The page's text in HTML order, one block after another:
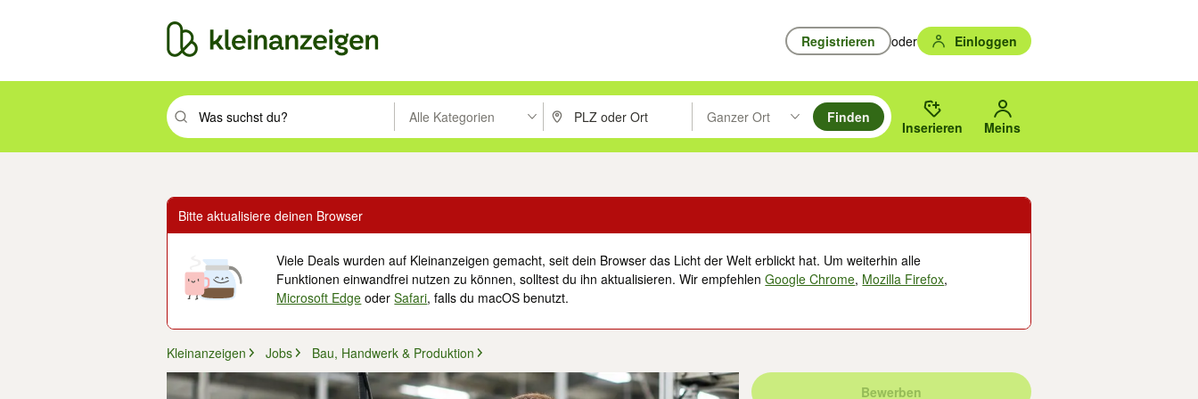
Registrieren oder Einloggen
Suchbegriff eingeben. Eingabetaste drücken um zu suchen, oder Vorschläge mit den Pfeiltasten nach oben/unten durchsuchen und mit Eingabetaste auswählen.
Alle Kategorien PLZ oder Ort eingeben. Eingabetaste drücken um zu suchen, oder Vorschläge mit den Pfeiltasten nach oben/
Ganzer Ort
Suche im Umkreis des gewählten Orts oder PLZ.
Finden
Inserieren Meins
Bitte aktualisiere deinen Browser
Viele Deals wurden auf Kleinanzeigen gemacht, seit dein Browser das Licht der Welt erblickt hat. Um weiterhin alle
Funktionen einwandfrei nutzen zu können, solltest du ihn aktualisieren. Wir empfehlenGoogle Chrome, Mozilla Firefox,
Microsoft Edge oderSafari, falls du macOS benutzt.
Kleinanzeigen Jobs Bau, Handwerk & Produktion
Bewerben